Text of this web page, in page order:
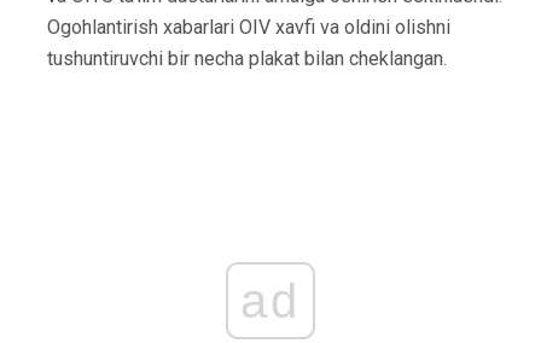
Ogohlantirish xabarlari OIV xavfi va oldini olishni
tushuntiruvchi bir necha plakat bilan cheklangan.
ad